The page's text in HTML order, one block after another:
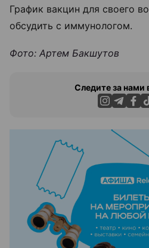
График вакцин для своего
обсудить с иммунологом.
Фото: Артем Бакшутов
Следите за нами
ЭФФЕКТИВНАЯ